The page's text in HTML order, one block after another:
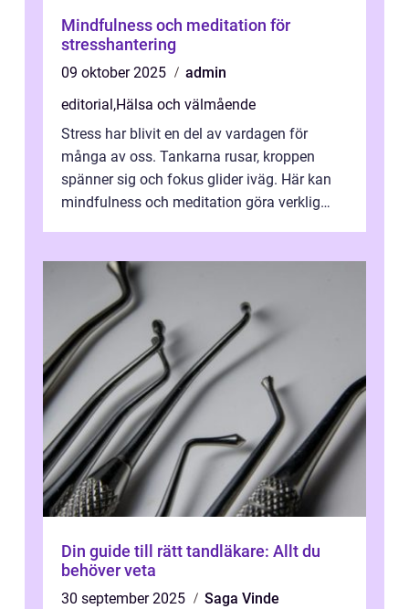
Mindfulness och meditation för
stresshantering
09 oktober 2025
admin
editorial,Hälsa och välmående
Stress har blivit en del av vardagen för
många av oss. Tankarna rusar, kroppen
spänner sig och fokus glider iväg. Här kan
mindfulness och meditation göra verklig
Din guide till rätt tandläkare: Allt du
behöver veta
30 september 2025
Saga Vinde